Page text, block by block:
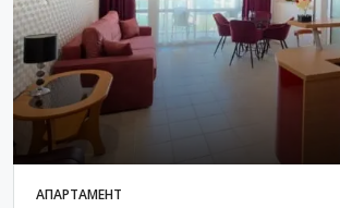
АПАРТАМЕНТ